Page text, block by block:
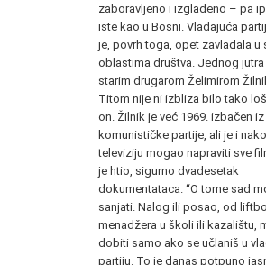
zaboravljeno i izglađeno – pa
iste kao u Bosni. Vladajuća
je, povrh toga, opet zavladala u
oblastima društva. Jednog jutra
starim drugarom Želimirom
Titom nije ni izbliza bilo tako
on. Žilnik je već 1969. izbačen iz
komunističke partije, ali je i
televiziju mogao napraviti sve
je htio, sigurno dvadesetak
dokumentataca. “O tome sad
sanjati. Nalog ili posao, od
menadžera u školi ili kazalištu,
dobiti samo ako se učlaniš u
partiju. To je danas potpuno